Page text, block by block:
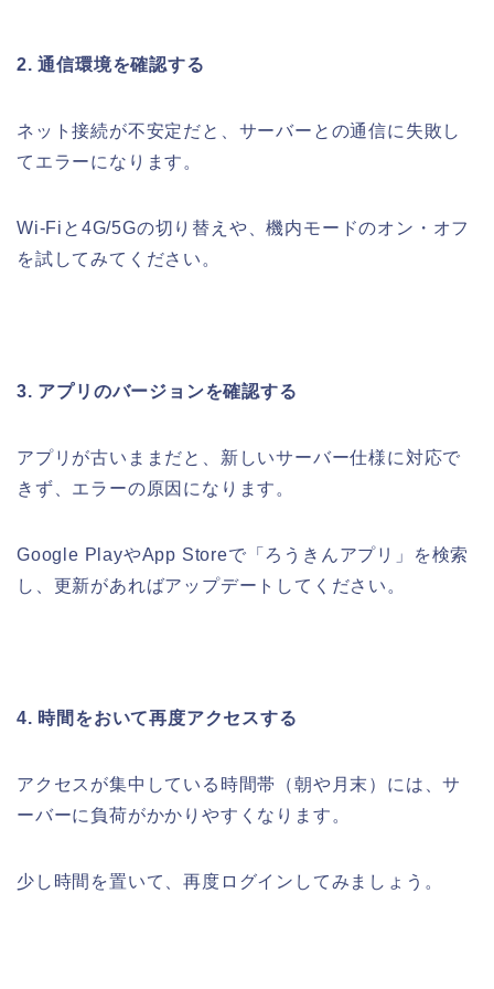
2. 通信環境を確認する
ネット接続が不安定だと、サーバーとの通信に失敗し
てエラーになります。
Wi-Fiと4G/5Gの切り替えや、機内モードのオン・オフ
を試してみてください。
3. アプリのバージョンを確認する
アプリが古いままだと、新しいサーバー仕様に対応で
きず、エラーの原因になります。
Google PlayやApp Storeで「ろうきんアプリ」を検索
し、更新があればアップデートしてください。
4. 時間をおいて再度アクセスする
アクセスが集中している時間帯（朝や月末）には、サ
ーバーに負荷がかかりやすくなります。
少し時間を置いて、再度ログインしてみましょう。